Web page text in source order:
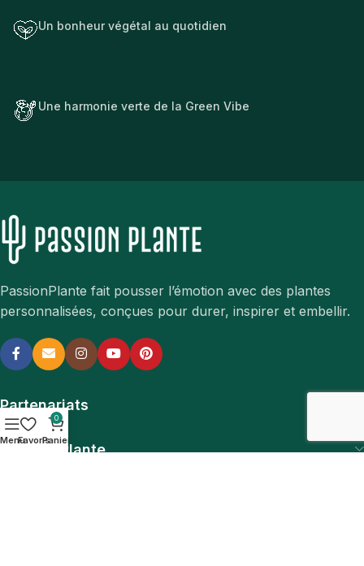
Un bonheur végétal au quotidien
Une harmonie verte de la Green Vibe
PassionPlante fait pousser l’émotion avec des plantes
personnalisées, conçues pour durer, inspirer et embellir.
Partenariats
Passion Plante
MenuFavoris
0
Panier